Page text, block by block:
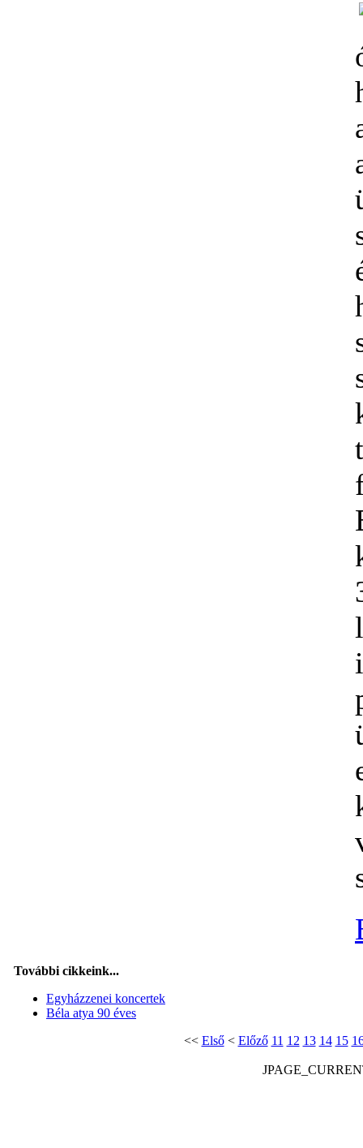
További cikkeink...
Egyházzenei koncertek
Béla atya 90 éves
<< Első< Előző 11 12 13 14 15